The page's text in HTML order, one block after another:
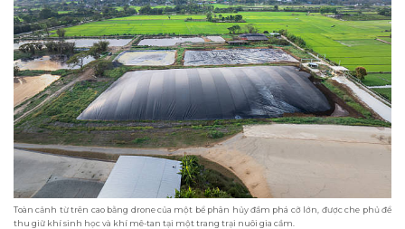
Toàn cảnh từ trên cao bằng drone của một bể phân hủy đầm phá cỡ lớn, được che phủ để
thu giữ khí sinh học và khí mê-tan tại một trang trại nuôi gia cầm.